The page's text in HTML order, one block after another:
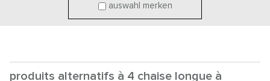
auswahl merken
produits alternatifs à 4 chaise longue à